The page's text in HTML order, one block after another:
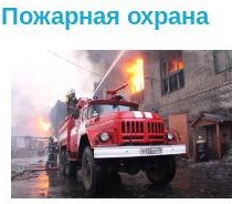
Пожарная охрана